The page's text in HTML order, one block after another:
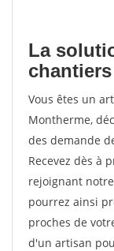
La
Vous êtes un
Montherme,
des demande
Recevez dès à
rejoignant
pourrez ainsi
proches de
d'un artisan